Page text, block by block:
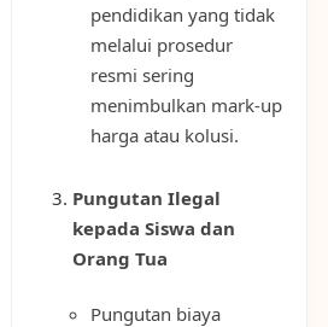
pendidikan yang tidak
melalui prosedur
resmi sering
menimbulkan mark-up
harga atau kolusi.
Pungutan Ilegal
kepada Siswa dan
Orang Tua
Pungutan biaya